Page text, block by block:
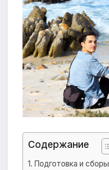
Содержание
Подготовка и сборы